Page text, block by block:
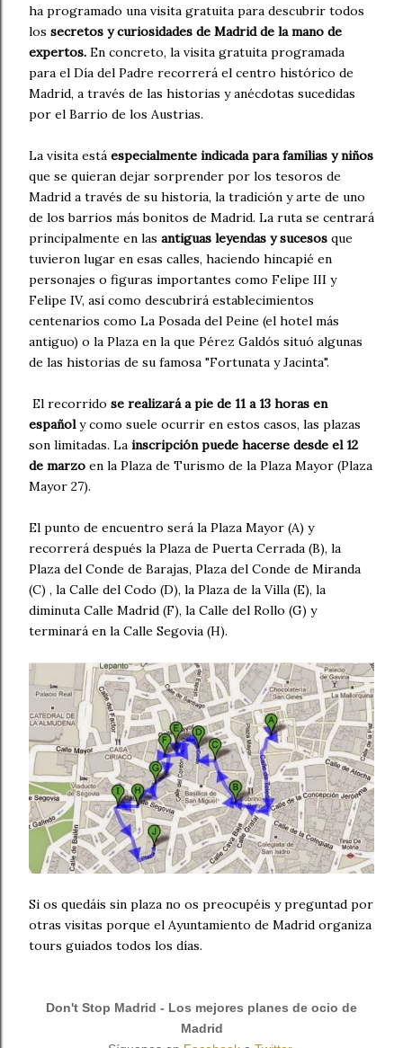
ha programado una visita gratuita para descubrir todos
los secretos y curiosidades de Madrid de la mano de
expertos. En concreto, la visita gratuita programada
para el Día del Padre recorrerá el centro histórico de
Madrid, a través de las historias y anécdotas sucedidas
por el Barrio de los Austrias.
La visita está especialmente indicada para familias y niños
que se quieran dejar sorprender por los tesoros de
Madrid a través de su historia, la tradición y arte de uno
de los barrios más bonitos de Madrid. La ruta se centrará
principalmente en las antiguas leyendas y sucesos que
tuvieron lugar en esas calles, haciendo hincapié en
personajes o figuras importantes como Felipe III y
Felipe IV, así como descubrirá establecimientos
centenarios como La Posada del Peine (el hotel más
antiguo) o la Plaza en la que Pérez Galdós situó algunas
de las historias de su famosa "Fortunata y Jacinta".
El recorrido se realizará a pie de 11 a 13 horas en
españoly como suele ocurrir en estos casos, las plazas
son limitadas. La inscripción puede hacerse desde el 12
de marzo en la Plaza de Turismo de la Plaza Mayor (Plaza
Mayor 27).
El punto de encuentro será la Plaza Mayor (A) y
recorrerá después la Plaza de Puerta Cerrada (B), la
Plaza del Conde de Barajas, Plaza del Conde de Miranda
(C) , la Calle del Codo (D), la Plaza de la Villa (E), la
diminuta Calle Madrid (F), la Calle del Rollo (G) y
terminará en la Calle Segovia (H).
Si os quedáis sin plaza no os preocupéis y preguntad por
otras visitas porque el Ayuntamiento de Madrid organiza
tours guiados todos los días.
Don't Stop Madrid - Los mejores planes de ocio de
Madrid